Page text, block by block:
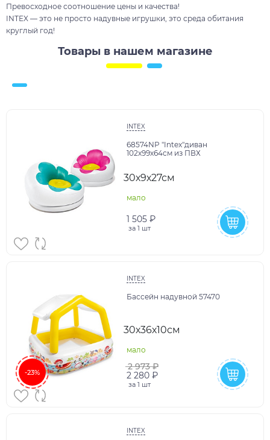
Превосходное соотношение цены и качества!
INTEX — это не просто надувные игрушки, это среда обитания
круглый год!
Товары в нашем магазине
INTEX
68574NP "Intex"диван
102х99х64см из ПВХ
30х9х27см
мало
1 505 ₽
за 1 шт
-23%
INTEX
Бассейн надувной 57470
30х36х10см
мало
2 973 ₽
2 280 ₽
за 1 шт
INTEX